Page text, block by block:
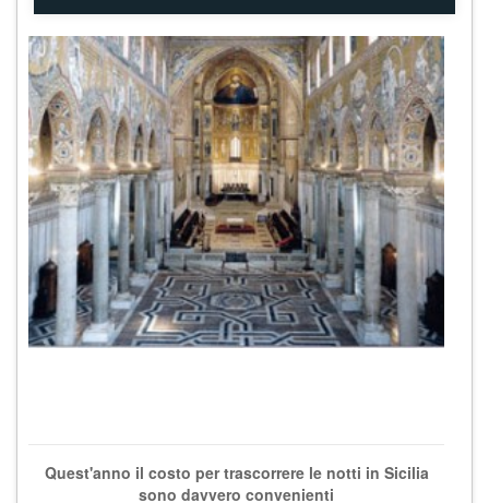
Quest'anno il costo per trascorrere le notti in Sicilia
sono davvero convenienti